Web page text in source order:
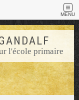
MENU
l'école primaire